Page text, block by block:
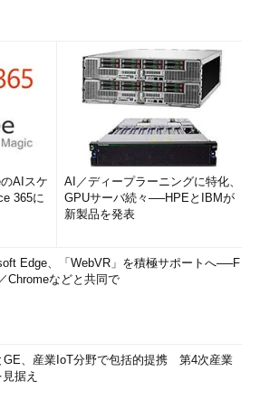
AIスケ
365に
AI／ディープラーニングに特化、
GPUサーバ続々──HPEとIBMが
新製品を発表
Edge、「WebVR」を積極サポートへ──F
Chromeなどと共同で
GE、産業IoT分野で包括的提携 第4次産業
据え